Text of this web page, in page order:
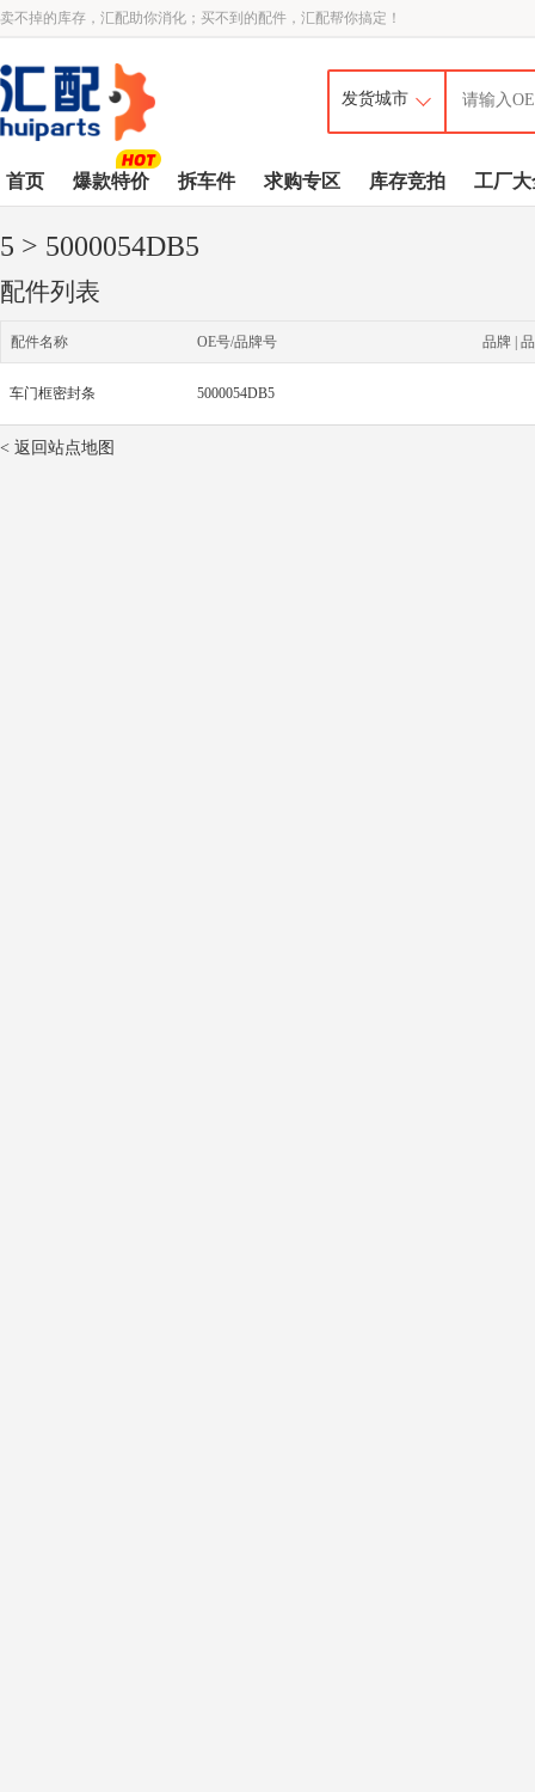
卖不掉的库存，汇配助你消化；买不到的配件，汇配帮你搞定！
首页 爆款特价 拆车件 求购专区 库存竞拍 工厂大
5 > 5000054DB5
配件列表
配件名称 OE号/品牌号 品牌 |
车门框密封条 5000054DB5
< 返回站点地图